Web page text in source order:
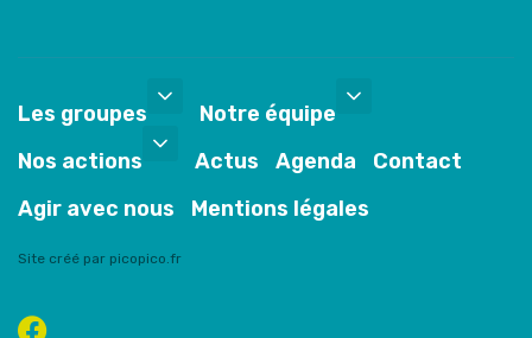
Les groupes
Notre équipe
Nos actions
Actus Agenda
Contact
Agir avec nous
Mentions légales
Site créé par picopico.fr